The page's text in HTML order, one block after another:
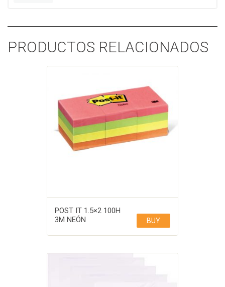
PRODUCTOS RELACIONADOS
POST IT 1.5×2 100H
3M NEÓN
BUY